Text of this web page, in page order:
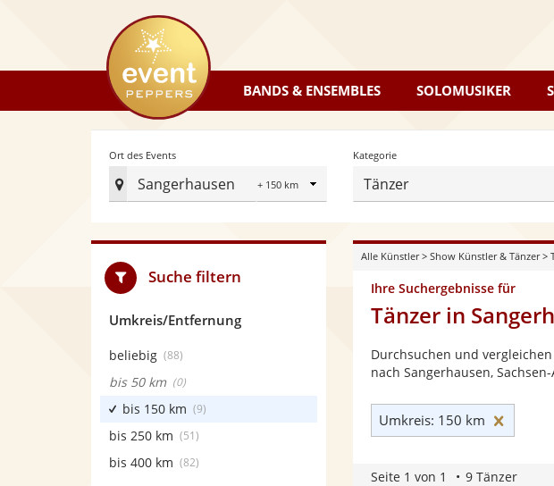
eventpeppers
BANDS & ENSEMBLES SOLOMUSIKER
Ort des Events
Sangerhausen
Radius
Ort
Events
festlegen
Kategorie
Tänzer
Alle Künstler> Show Künstler & Tänzer>
Ihre Suchergebnisse für
Tänzer in
Durchsuchen und
nach Sangerhausen,
Umkreis: 150 km
Seite 1 von 1 9 Tänzer
Suche filtern
Umkreis/Entfernung
beliebig (88)
bis 50 km (0)
bis 150 km (9)
bis 250 km (51)
bis 400 km (82)